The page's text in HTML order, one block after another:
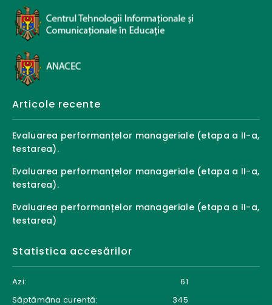
Articole recente
Evaluarea performanțelor manageriale (etapa a II-a,
testarea).
Evaluarea performanțelor manageriale (etapa a II-a,
testarea).
Evaluarea performanțelor manageriale (etapa a II-a,
testarea)
Statistica accesărilor
Azi:
61
Săptămâna curentă:
345